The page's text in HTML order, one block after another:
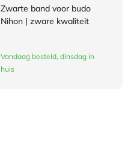
Zwarte band voor budo
Nihon | zware kwaliteit
Vandaag besteld, dinsdag in
huis